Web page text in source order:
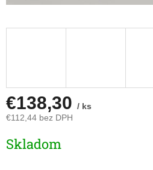
€138,30 / ks
€112,44 bez DPH
cena:
Skladom